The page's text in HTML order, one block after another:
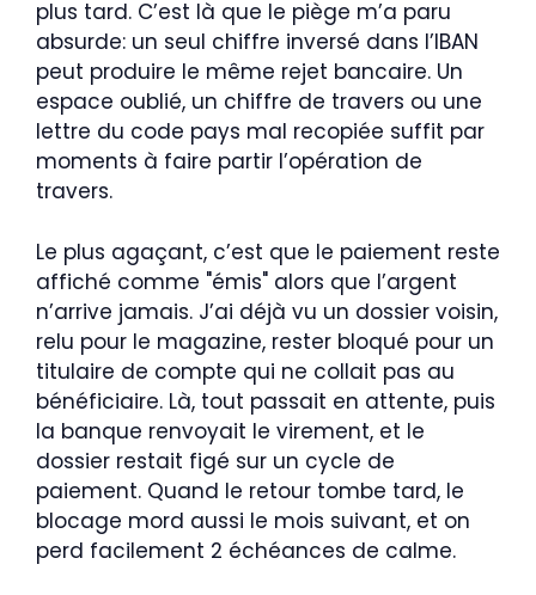
plus tard. C’est là que le piège m’a paru
absurde: un seul chiffre inversé dans l’IBAN
peut produire le même rejet bancaire. Un
espace oublié, un chiffre de travers ou une
lettre du code pays mal recopiée suffit par
moments à faire partir l’opération de
travers.
Le plus agaçant, c’est que le paiement reste
affiché comme "émis" alors que l’argent
n’arrive jamais. J’ai déjà vu un dossier voisin,
relu pour le magazine, rester bloqué pour un
titulaire de compte qui ne collait pas au
bénéficiaire. Là, tout passait en attente, puis
la banque renvoyait le virement, et le
dossier restait figé sur un cycle de
paiement. Quand le retour tombe tard, le
blocage mord aussi le mois suivant, et on
perd facilement 2 échéances de calme.